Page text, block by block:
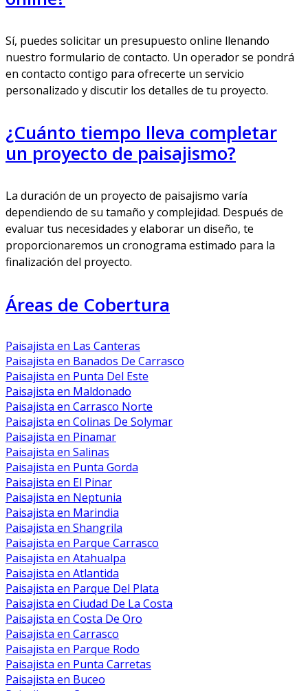
Sí, puedes solicitar un presupuesto online llenando
nuestro formulario de contacto. Un operador se pondrá
en contacto contigo para ofrecerte un servicio
personalizado y discutir los detalles de tu proyecto.
¿Cuánto tiempo lleva completar
un proyecto de paisajismo?
La duración de un proyecto de paisajismo varía
dependiendo de su tamaño y complejidad. Después de
evaluar tus necesidades y elaborar un diseño, te
proporcionaremos un cronograma estimado para la
finalización del proyecto.
Áreas de Cobertura
Paisajista en Las Canteras
Paisajista en Banados De Carrasco
Paisajista en Punta Del Este
Paisajista en Maldonado
Paisajista en Carrasco Norte
Paisajista en Colinas De Solymar
Paisajista en Pinamar
Paisajista en Salinas
Paisajista en Punta Gorda
Paisajista en El Pinar
Paisajista en Neptunia
Paisajista en Marindia
Paisajista en Shangrila
Paisajista en Parque Carrasco
Paisajista en Atahualpa
Paisajista en Atlantida
Paisajista en Parque Del Plata
Paisajista en Ciudad De La Costa
Paisajista en Costa De Oro
Paisajista en Carrasco
Paisajista en Parque Rodo
Paisajista en Punta Carretas
Paisajista en Buceo